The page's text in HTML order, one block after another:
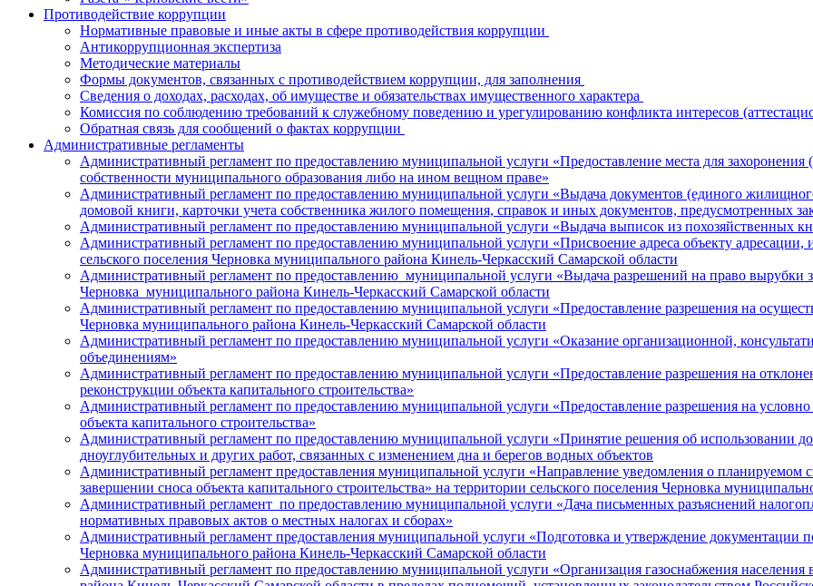
Противодействие коррупции
Нормативные правовые и иные акты в сфере противодействия коррупции
Антикоррупционная экспертиза
Методические материалы
Формы документов, связанных с противодействием коррупции, для заполнения
Сведения о доходах, расходах, об имуществе и обязательствах имущественного характера
Комиссия по соблюдению требований к служебному поведению и урегулированию конфликта интересов
Обратная связь для сообщений о фактах коррупции
Административные регламенты
Административный регламент по предоставлению муниципальной услуги «Предоставление места для
собственности муниципального образования либо на ином вещном праве»
Административный регламент по предоставлению муниципальной услуги «Выдача документов (единого
домовой книги, карточки учета собственника жилого помещения, справок и иных документов, предусмотренных
Административный регламент по предоставлению муниципальной услуги «Выдача выписок из похозяйственных
Административный регламент по предоставлению муниципальной услуги «Присвоение адреса объекту адресации,
сельского поселения Черновка муниципального района Кинель-Черкасский Самарской области
Административный регламент по предоставлению муниципальной услуги «Выдача разрешений на право вырубки
Черновка муниципального района Кинель-Черкасский Самарской области
Административный регламент по предоставлению муниципальной услуги «Предоставление разрешения на
Черновка муниципального района Кинель-Черкасский Самарской области
Административный регламент по предоставлению муниципальной услуги «Оказание организационной,
объединениям»
Административный регламент по предоставлению муниципальной услуги «Предоставление разрешения на
реконструкции объекта капитального строительства»
Административный регламент по предоставлению муниципальной услуги «Предоставление разрешения на
объекта капитального строительства»
Административный регламент по предоставлению муниципальной услуги «Принятие решения об использовании
дноуглубительных и других работ, связанных с изменением дна и берегов водных объектов
Административный регламент предоставления муниципальной услуги «Направление уведомления о планируемом
завершении сноса объекта капитального строительства» на территории сельского поселения Черновка
Административный регламент по предоставлению муниципальной услуги «Дача письменных разъяснений
нормативных правовых актов о местных налогах и сборах»
Административный регламент предоставления муниципальной услуги «Подготовка и утверждение документации
Черновка муниципального района Кинель-Черкасский Самарской области
Административный регламент по предоставлению муниципальной услуги «Организация газоснабжения населения